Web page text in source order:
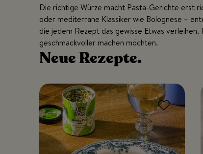
Die richtige Würze macht Pasta-Gerichte erst
oder mediterrane Klassiker wie Bolognese –
die jedem Rezept das gewisse Etwas
geschmackvoller machen möchten.
NeueRezepte.